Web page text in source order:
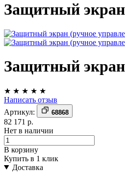
Защитный
Защитный
★ ★ ★ ★ ★
Написать отзыв
Артикул:
68868
82 171 р.
Нет в наличии
В корзину
Купить в 1 клик
Доставка